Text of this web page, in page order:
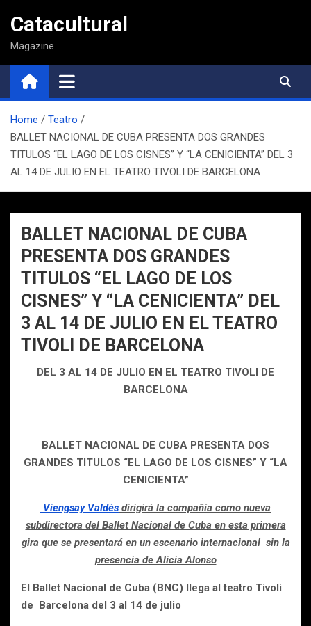
contenido
Catacultural
Magazine
Home
Teatro
BALLET NACIONAL DE CUBA PRESENTA DOS GRANDES
TITULOS “EL LAGO DE LOS CISNES” Y “LA CENICIENTA” DEL 3
AL 14 DE JULIO EN EL TEATRO TIVOLI DE BARCELONA
BALLET NACIONAL DE CUBA
PRESENTA DOS GRANDES
TITULOS “EL LAGO DE LOS
CISNES” Y “LA CENICIENTA” DEL
3 AL 14 DE JULIO EN EL TEATRO
TIVOLI DE BARCELONA
DEL 3 AL 14 DE JULIO EN EL TEATRO TIVOLI DE
BARCELONA
BALLET NACIONAL DE CUBA PRESENTA DOS
GRANDES TITULOS “EL LAGO DE LOS CISNES” Y “LA
CENICIENTA”
Viengsay Valdés dirigirá la compañía como nueva
subdirectora del Ballet Nacional de Cuba en esta primera
gira que se presentará en un escenario internacional sin la
presencia de Alicia Alonso
El Ballet Nacional de Cuba (BNC) llega al teatro Tivoli
de Barcelona del 3 al 14 de julio